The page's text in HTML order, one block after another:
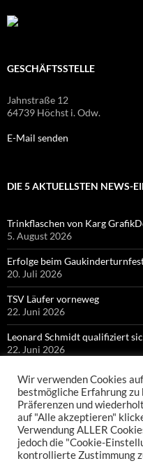
GESCHÄFTSSTELLE
Jahnstraße 12
64739 Höchst i. Odw.
E-Mail senden
DIE 5 AKTUELLSTEN NEWS-
Trinkflaschen von Karg
5. August 2026
Erfolge beim
20. Juli 2026
TSV Läufer vorneweg
22. Juni 2026
Leonard Schmidt qualifiziert
22. Juni 2026
Bronze für Colin Bischof bei
21. Juni 2026
Wir verwenden Cookies
bestmögliche Erfahrung
Präferenzen und
auf "Alle akzeptieren"
Verwendung ALLER
jedoch die "Cookie-
kontrollierte Zustimmung